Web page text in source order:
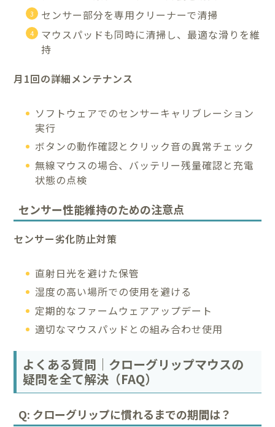
センサー部分を専用クリーナーで清掃
マウスパッドも同時に清掃し、最適な滑りを維
持
月1回の詳細メンテナンス
ソフトウェアでのセンサーキャリブレーション
実行
ボタンの動作確認とクリック音の異常チェック
無線マウスの場合、バッテリー残量確認と充電
状態の点検
センサー性能維持のための注意点
センサー劣化防止対策
直射日光を避けた保管
湿度の高い場所での使用を避ける
定期的なファームウェアアップデート
適切なマウスパッドとの組み合わせ使用
よくある質問｜クローグリップマウスの
疑問を全て解決（FAQ）
Q: クローグリップに慣れるまでの期間は？